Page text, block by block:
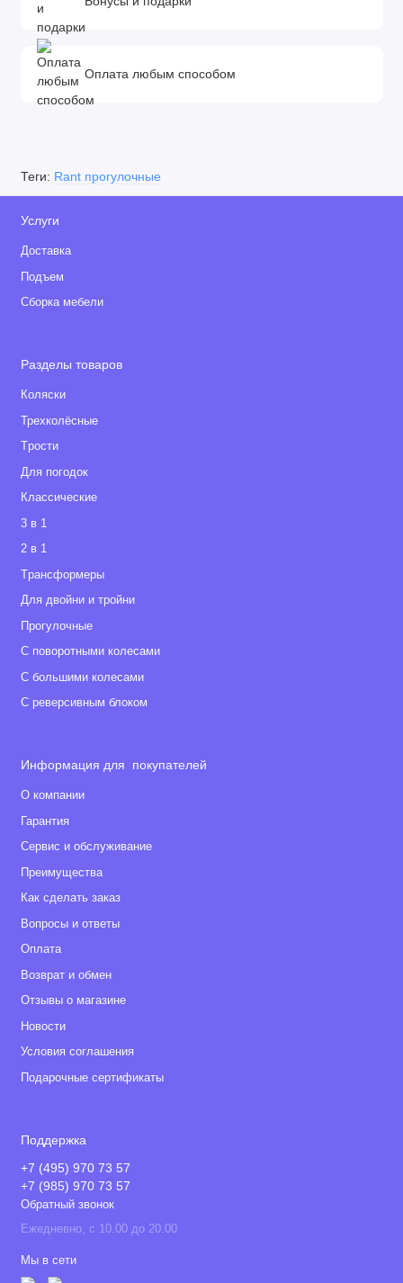
Оплата любым способом
Теги: Rant прогулочные
Услуги
Доставка
Подъем
Сборка мебели
Разделы товаров
Коляски
Трехколёсные
Tрости
Для погодок
Классические
3 в 1
2 в 1
Tрансформеры
Для двойни и тройни
Прогулочные
С поворотными колесами
С большими колесами
С реверсивным блоком
Информация для покупателей
О компании
Гарантия
Сервис и обслуживание
Преимущества
Как сделать заказ
Вопросы и ответы
Оплата
Возврат и обмен
Отзывы о магазине
Новости
Условия соглашения
Подарочные сертификаты
Поддержка
+7 (495) 970 73 57
+7 (985) 970 73 57
Обратный звонок
Ежедневно, с 10.00 до 20.00
Мы в сети